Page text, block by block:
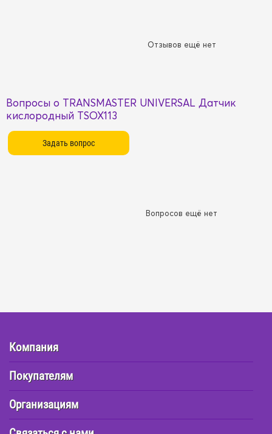
Отзывов ещё нет
Вопросы о TRANSMASTER UNIVERSAL Датчик
кислородный TSOX113
Вопросов ещё нет
Компания
Покупателям
Организациям